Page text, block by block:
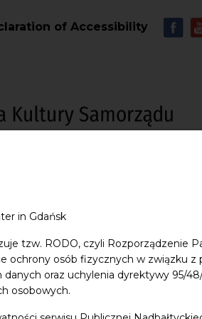
in Gdańsk
tzw. RODO, czyli Rozporządzenie
ochrony osób fizycznych w związku
oraz uchylenia dyrektywy 95/
osobowych.
of Accessibility
Shop Contact
św. Jana w